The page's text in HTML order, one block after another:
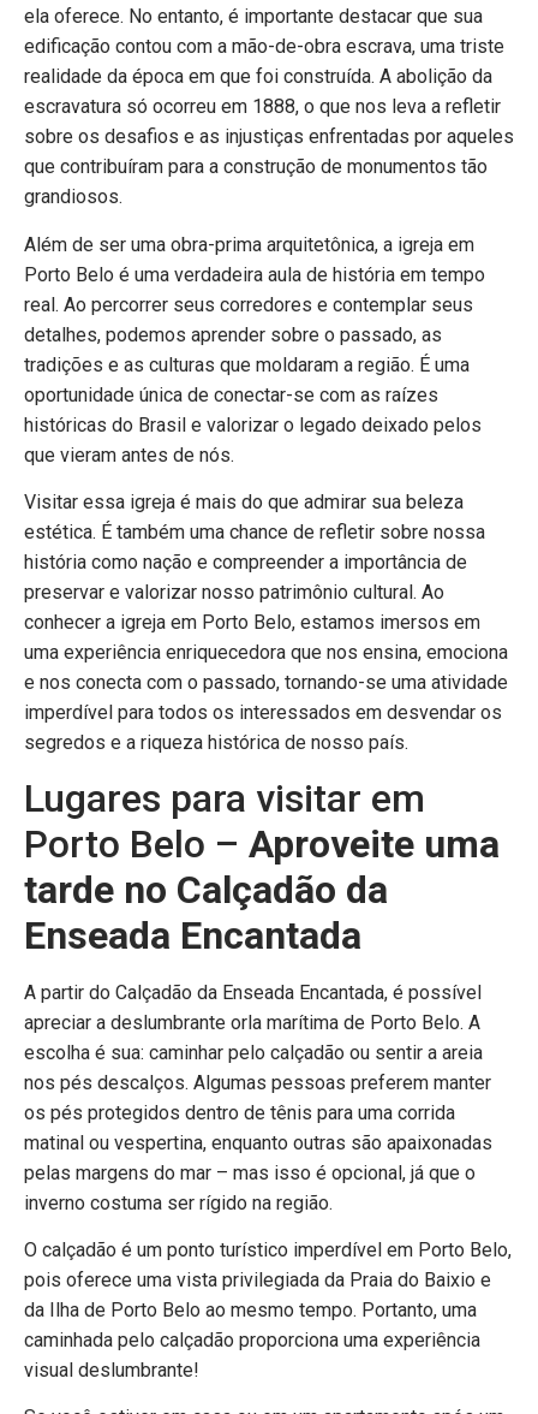
ela oferece. No entanto, é importante destacar que sua
edificação contou com a mão-de-obra escrava, uma triste
realidade da época em que foi construída. A abolição da
escravatura só ocorreu em 1888, o que nos leva a refletir
sobre os desafios e as injustiças enfrentadas por aqueles
que contribuíram para a construção de monumentos tão
grandiosos.
Além de ser uma obra-prima arquitetônica, a igreja em
Porto Belo é uma verdadeira aula de história em tempo
real. Ao percorrer seus corredores e contemplar seus
detalhes, podemos aprender sobre o passado, as
tradições e as culturas que moldaram a região. É uma
oportunidade única de conectar-se com as raízes
históricas do Brasil e valorizar o legado deixado pelos
que vieram antes de nós.
Visitar essa igreja é mais do que admirar sua beleza
estética. É também uma chance de refletir sobre nossa
história como nação e compreender a importância de
preservar e valorizar nosso patrimônio cultural. Ao
conhecer a igreja em Porto Belo, estamos imersos em
uma experiência enriquecedora que nos ensina, emociona
e nos conecta com o passado, tornando-se uma atividade
imperdível para todos os interessados em desvendar os
segredos e a riqueza histórica de nosso país.
Lugares para visitar em
Porto Belo – Aproveite uma
tarde no Calçadão da
Enseada Encantada
A partir do Calçadão da Enseada Encantada, é possível
apreciar a deslumbrante orla marítima de Porto Belo. A
escolha é sua: caminhar pelo calçadão ou sentir a areia
nos pés descalços. Algumas pessoas preferem manter
os pés protegidos dentro de tênis para uma corrida
matinal ou vespertina, enquanto outras são apaixonadas
pelas margens do mar – mas isso é opcional, já que o
inverno costuma ser rígido na região.
O calçadão é um ponto turístico imperdível em Porto Belo,
pois oferece uma vista privilegiada da Praia do Baixio e
da Ilha de Porto Belo ao mesmo tempo. Portanto, uma
caminhada pelo calçadão proporciona uma experiência
visual deslumbrante!